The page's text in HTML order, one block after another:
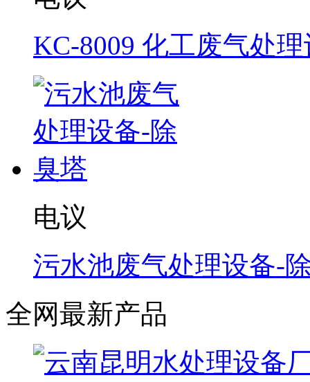
KC-8009 化工废气处
电议
污水池废气处理设备-
全网最新产品